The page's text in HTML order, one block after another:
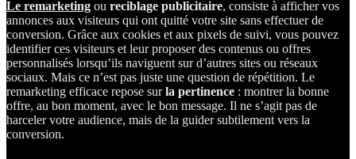
Le remarketing ou reciblage publicitaire, consiste à afficher vos
annonces aux visiteurs qui ont quitté votre site sans effectuer de
conversion. Grâce aux cookies et aux pixels de suivi, vous pouvez
identifier ces visiteurs et leur proposer des contenus ou offres
personnalisés lorsqu’ils naviguent sur d’autres sites ou réseaux
sociaux. Mais ce n’est pas juste une question de répétition. Le
remarketing efficace repose surla pertinence : montrer la bonne
offre, au bon moment, avec le bon message. Il ne s’agit pas de
harceler votre audience, mais de la guider subtilement vers la
conversion.